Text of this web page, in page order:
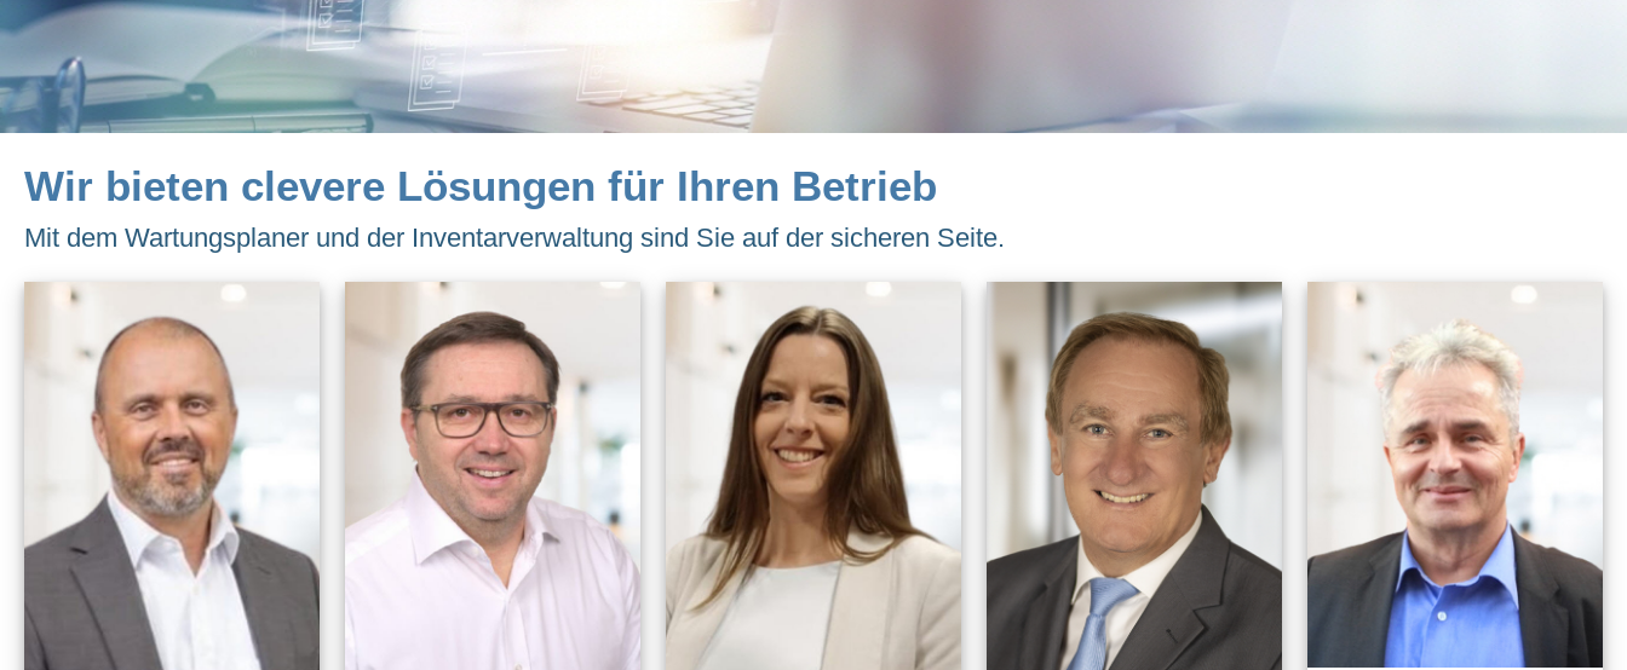
Wir bieten clevere Lösungen für Ihren Betrieb
Mit dem Wartungsplaner und der Inventarverwaltung sind Sie auf der sicheren Seite.